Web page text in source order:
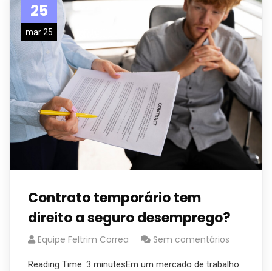
25
mar 25
Contrato temporário tem
direito a seguro desemprego?
Equipe Feltrim Correa Sem comentários
Reading Time: 3 minutesEm um mercado de trabalho